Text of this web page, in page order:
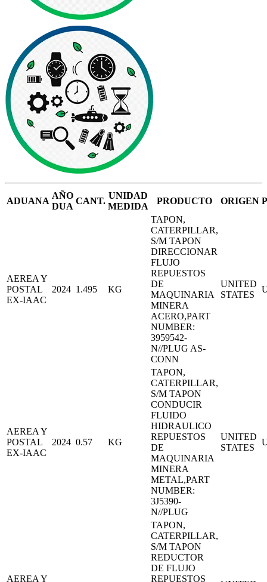
ADUANA
AÑO
DUA
CANT.
UNIDAD
MEDIDA
PRODUCTO ORIGEN
AEREA Y
POSTAL
EX-IAAC
2024 1.495 KG
TAPON,
CATERPILLAR,
S/M TAPON
DIRECCIONAR
FLUJO
REPUESTOS
DE
MAQUINARIA
MINERA
ACERO,PART
NUMBER:
3959542-
N//PLUG AS-
CONN
UNITED
STATES
AEREA Y
POSTAL
EX-IAAC
2024 0.57 KG
TAPON,
CATERPILLAR,
S/M TAPON
CONDUCIR
FLUIDO
HIDRAULICO
REPUESTOS
DE
MAQUINARIA
MINERA
METAL,PART
NUMBER:
3J5390-
N//PLUG
UNITED
STATES
AEREA Y
TAPON,
CATERPILLAR,
S/M TAPON
REDUCTOR
DE FLUJO
REPUESTOS